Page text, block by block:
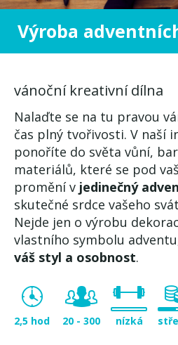
vánoční kreativní dílna
Nalaďte se na tu pravou
čas plný tvořivosti. V naší
ponoříte do světa vůní,
materiálů, které se pod
promění v jedinečný
skutečné srdce vašeho
Nejde jen o výrobu
vlastního symbolu
váš styl a osobnost.
2,5 hod 20 - 300 nízká
Výroba